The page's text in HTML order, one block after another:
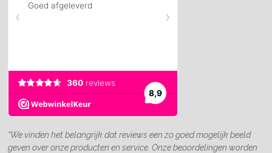
“We vinden het belangrijk dat reviews een zo goed mogelijk beeld
geven over onze producten en service. Onze beoordelingen worden